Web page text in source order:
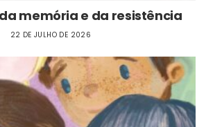
memória e da resistência
22 DE JULHO DE 2026